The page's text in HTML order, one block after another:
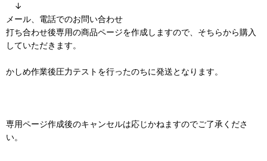
↓
メール、電話でのお問い合わせ
打ち合わせ後専用の商品ページを作成しますので、そちらから購入
していただきます。
かしめ作業後圧力テストを行ったのちに発送となります。
専用ページ作成後のキャンセルは応じかねますのでご了承くださ
い。